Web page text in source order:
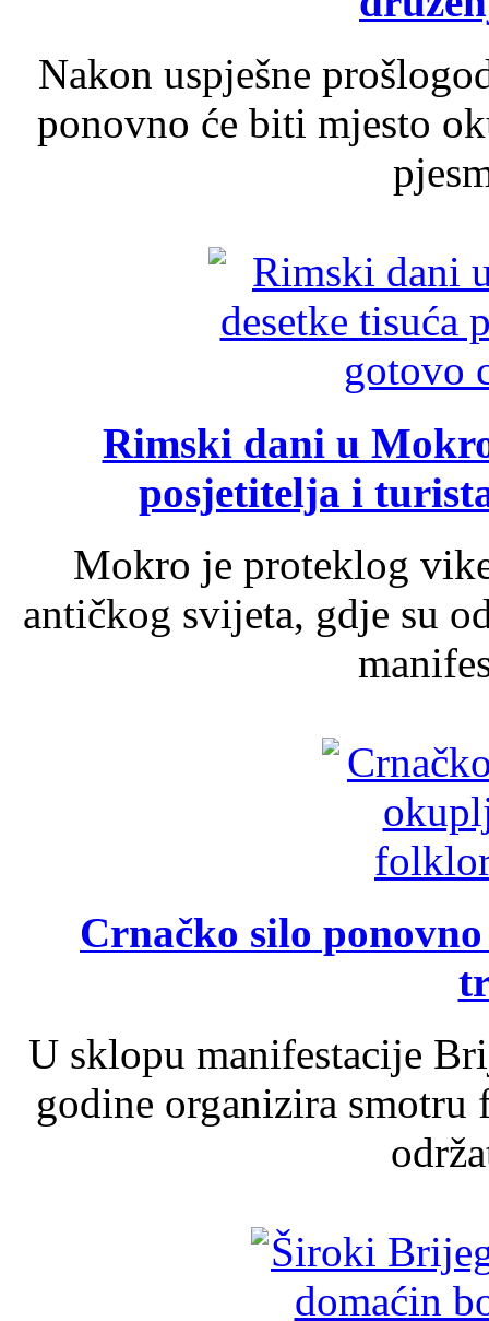
Nakon uspješne
ponovno će biti mjesto
Rimski dani u
posjetitelja i
Mokro je proteklog
antičkog svijeta, gdje su
Crnačko silo
U sklopu manifestacije
godine organizira